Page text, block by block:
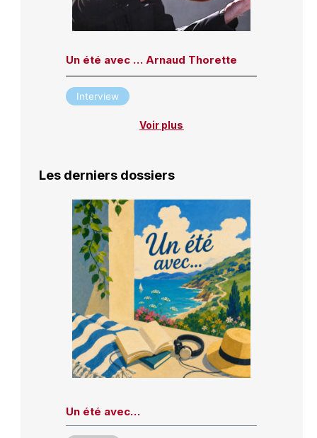
Un été avec … Arnaud Thorette
Interview
Voir plus
Les derniers dossiers
Un été avec…